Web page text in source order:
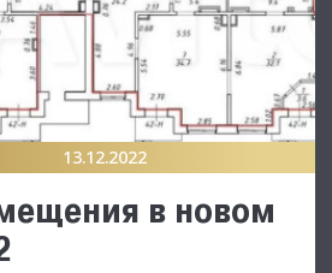
13.12.2022
в новом